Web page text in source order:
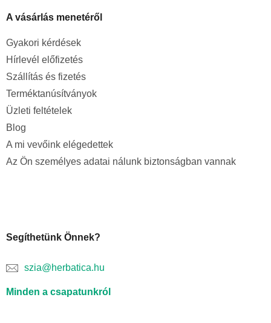
A vásárlás menetéről
Gyakori kérdések
Hírlevél előfizetés
Szállítás és fizetés
Terméktanúsítványok
Üzleti feltételek
Blog
A mi vevőink elégedettek
Az Ön személyes adatai nálunk biztonságban vannak
Segíthetünk Önnek?
szia@herbatica.hu
Minden a csapatunkról